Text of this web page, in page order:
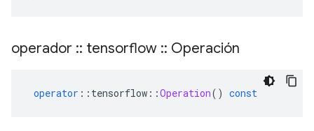
operador :: tensorflow :: Operación
operator :: tensorflow ::Operation() const